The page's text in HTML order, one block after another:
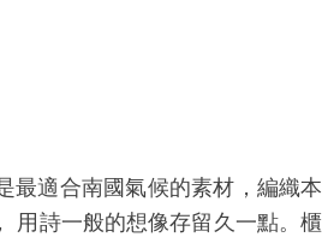
最適合南國氣候的素材，編織本
用詩一般的想像存留久一點。櫃